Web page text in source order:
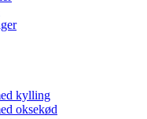
kylling
oksekød